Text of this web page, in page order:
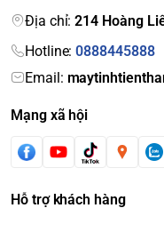
Địa chỉ:214 Hoàng
Hotline:0888445888
Email:
Mạng xã hội
Hỗ trợ khách hàng